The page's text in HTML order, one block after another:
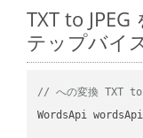
TXT to
テップバイ
// への変換 TXT to
WordsApi